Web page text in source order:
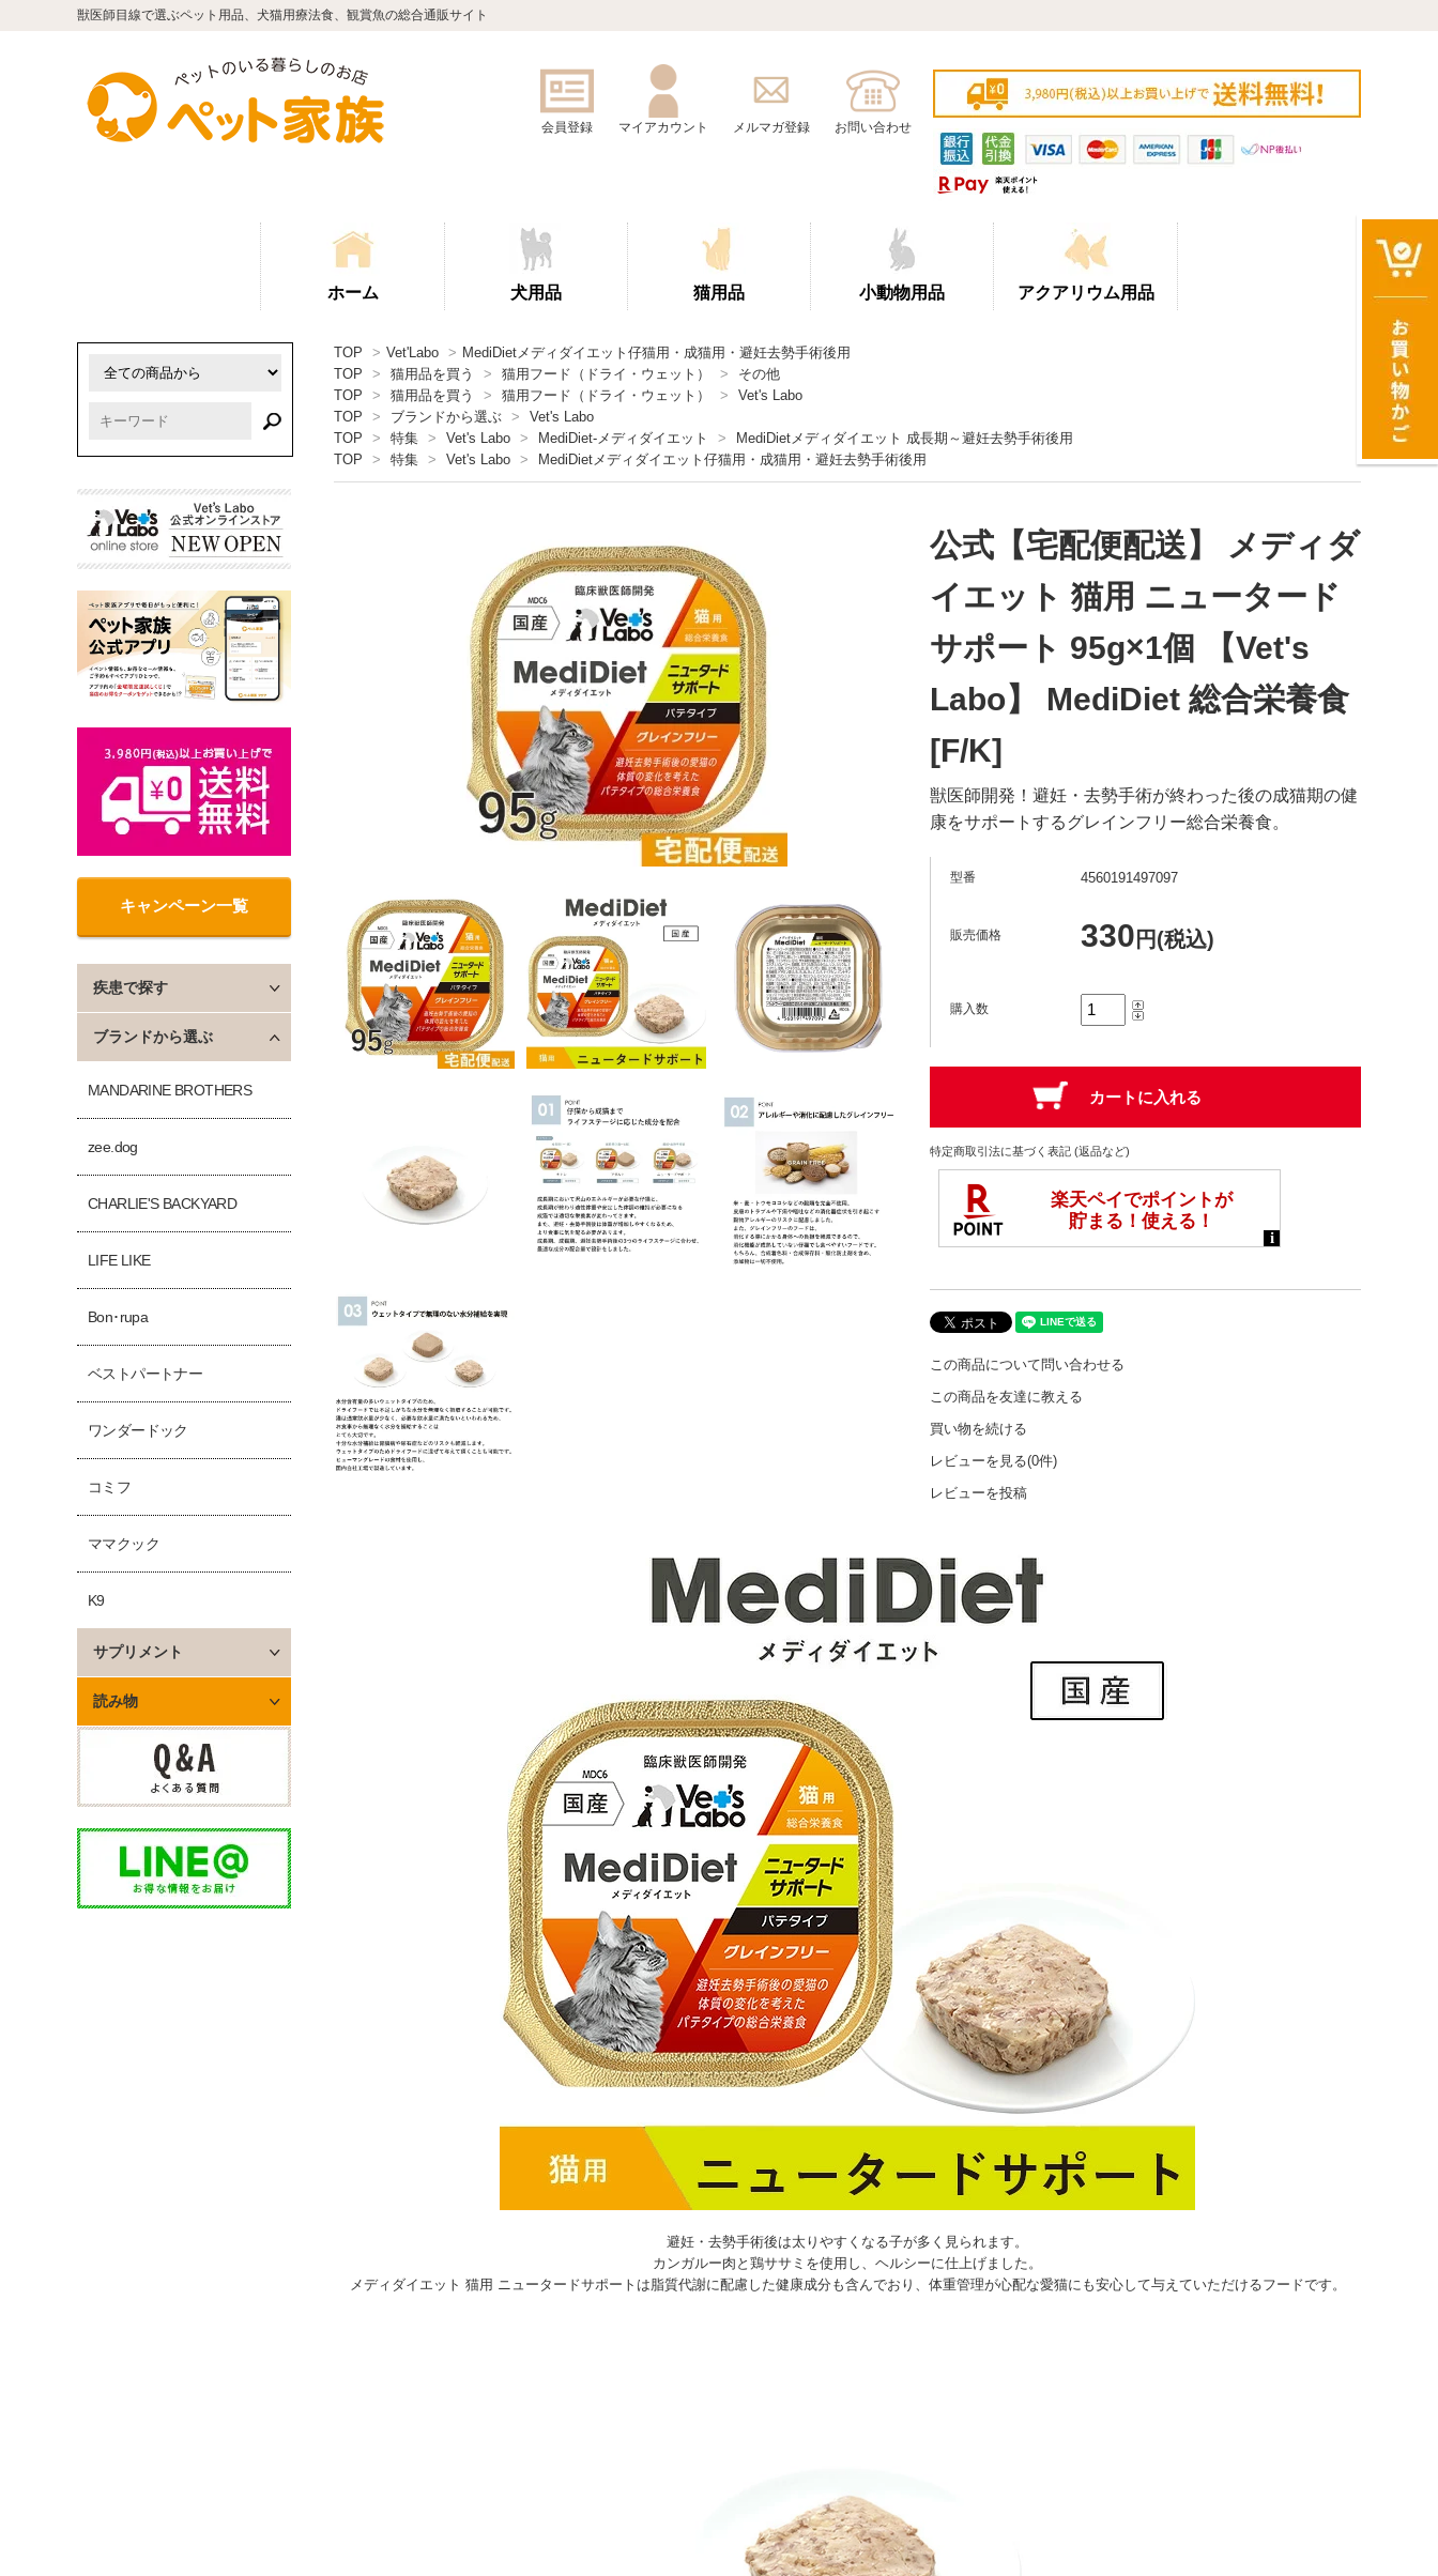
獣医師目線で選ぶペット用品、犬猫用療法食、観賞魚の総合通販サイト
会員登録 マイアカウント メルマガ登録 お問い合わせ
ホーム 犬用品 猫用品 小動物用品 アクアリウム用品
TOP > Vet'Labo > MediDietメディダイエット仔猫用・成猫用・避妊去勢手術後用
TOP
> 猫用品を買う > 猫用フード（ドライ・ウェット） >
その他
TOP
> 猫用品を買う > 猫用フード（ドライ・ウェット） >
Vet's Labo
TOP
> ブランドから選ぶ >
Vet's Labo
TOP
> 特集 > Vet's Labo > MediDiet-メディダイエット >
MediDietメディダイエット 成長期～避妊去勢手術後用
TOP
> 特集 > Vet's Labo > MediDietメディダイエット仔猫用・成猫用・避妊去勢手術後用
公式【宅配便配送】 メディダ
イエット 猫用 ニュータード
サポート 95g×1個 【Vet's
Labo】 MediDiet 総合栄養食
[F/K]
獣医師開発！避妊・去勢手術が終わった後の成猫期の健
康をサポートするグレインフリー総合栄養食。
型番 4560191497097
販売価格 330 円(税込)
購入数
特定商取引法に基づく表記 (返品など)
この商品について問い合わせる
この商品を友達に教える
買い物を続ける
レビューを見る(0件)
レビューを投稿
避妊・去勢手術後は太りやすくなる子が多く見られます。
カンガルー肉と鶏ササミを使用し、ヘルシーに仕上げました。
メディダイエット 猫用 ニュータードサポートは脂質代謝に配慮した健康成分も含んでおり、体重管理が心配な愛猫にも安心して与えていただけるフードです。
キャンペーン一覧
疾患で探す
ブランドから選ぶ
MANDARINE BROTHERS
zee.dog
CHARLIE'S BACKYARD
LIFE LIKE
Bon･rupa
ベストパートナー
ワンダードック
コミフ
ママクック
K9
サプリメント
読み物